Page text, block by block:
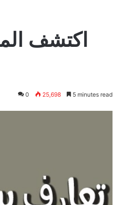
اكتشف
0 25,698 5 minutes read